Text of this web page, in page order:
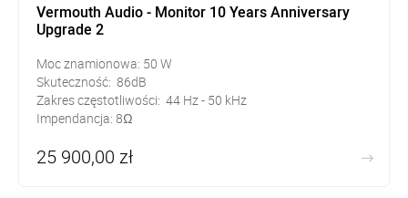
Vermouth Audio - Monitor 10 Years Anniversary
Upgrade 2
Moc znamionowa: 50 W
Skuteczność: 86dB
Zakres częstotliwości: 44 Hz - 50 kHz
Impendancja: 8Ω
25 900,00 zł